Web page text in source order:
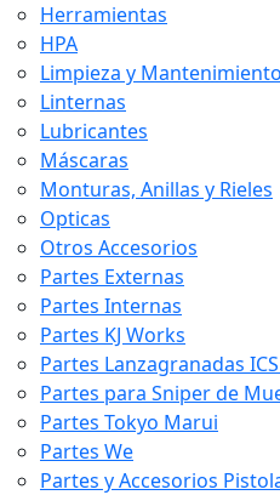
Herramientas
HPA
Limpieza y Mantenimiento
Linternas
Lubricantes
Máscaras
Monturas, Anillas y Rieles
Opticas
Otros Accesorios
Partes Externas
Partes Internas
Partes KJ Works
Partes Lanzagranadas
Partes para Sniper de
Partes Tokyo Marui
Partes We
Partes y Accesorios